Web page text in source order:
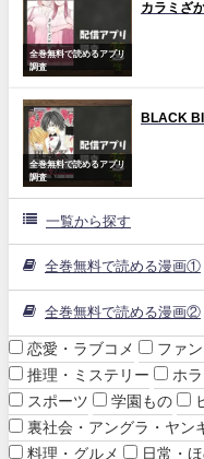
全巻無料で読めるアプリ
調査
カラミざ
全巻無料で読めるアプリ
調査
BLACK
一覧から探す
全巻無料で読める漫画①
全巻無料で読める漫画②
恋愛・ラブコメ
ファ
推理・ミステリー
ホ
スポーツ
学園もの
裏社会・アングラ・ヤン
料理・グルメ
日常・